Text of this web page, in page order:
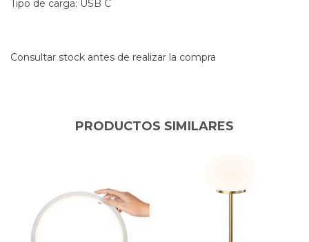
Tipo de carga: USB C
Consultar stock antes de realizar la compra
PRODUCTOS SIMILARES